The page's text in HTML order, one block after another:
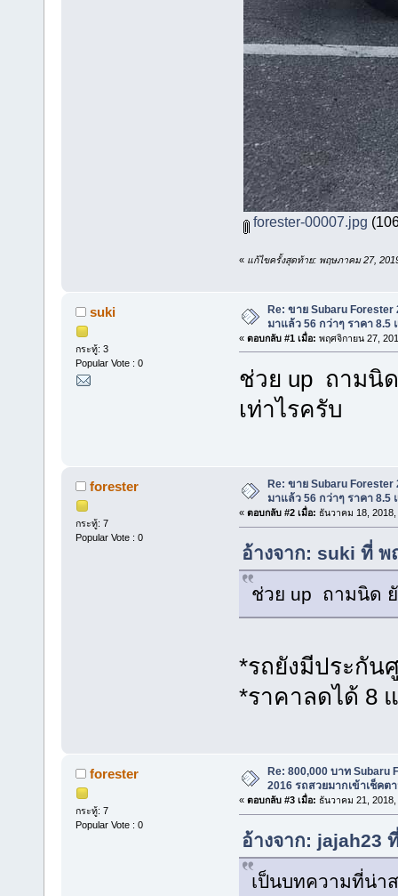
forester-00007.jpg
« แก้ไขครั้งสุดท้าย: พฤษภาคม 27,
suki
กระทู้: 3
Popular Vote : 0
Re: ขาย Subaru Forester
มาแล้ว 56 กว่าๆ ราคา 8.5
« ตอบกลับ #1 เมื่อ: พฤศจิกายน 27,
ช่วย up ถามนิ
เท่าไรครับ
forester
กระทู้: 7
Popular Vote : 0
Re: ขาย Subaru Forester
มาแล้ว 56 กว่าๆ ราคา 8.5
« ตอบกลับ #2 เมื่อ: ธันวาคม 18,
อ้างจาก: suki ที่ พ
ช่วย up ถามนิด
*รถยังมีประกัน
*ราคาลดได้ 8
forester
กระทู้: 7
Popular Vote : 0
Re: 800,000 บาท Subaru
2016 รถสวยมากเข้าเช็คต
« ตอบกลับ #3 เมื่อ: ธันวาคม 21,
อ้างจาก: jajah23
เป็นบทความที่น่า